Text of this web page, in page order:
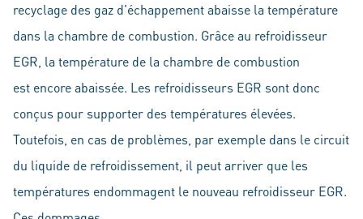
recyclage des gaz d'échappement abaisse la température
dans la chambre de combustion. Grâce au refroidisseur
EGR, la température de la chambre de combustion
est encore abaissée. Les refroidisseurs EGR sont donc
conçus pour supporter des températures élevées.
Toutefois, en cas de problèmes, par exemple dans le circuit
du liquide de refroidissement, il peut arriver que les
températures endommagent le nouveau refroidisseur EGR.